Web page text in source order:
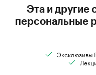
Эта и другие
персональные
Эксклюзивы